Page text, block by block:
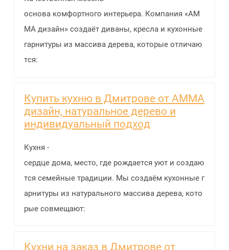
основа комфортного интерьера. Компания «АМ
МА дизайн» создаёт диваны, кресла и кухонные
гарнитуры из массива дерева, которые отличаю
тся:
Купить кухню в Дмитрове от АММА
дизайн, натуральное дерево и
индивидуальный подход
Кухня -
сердце дома, место, где рождается уют и создаю
тся семейные традиции. Мы создаём кухонные г
арнитуры из натурального массива дерева, кото
рые совмещают:
Кухни на заказ в Дмитрове от